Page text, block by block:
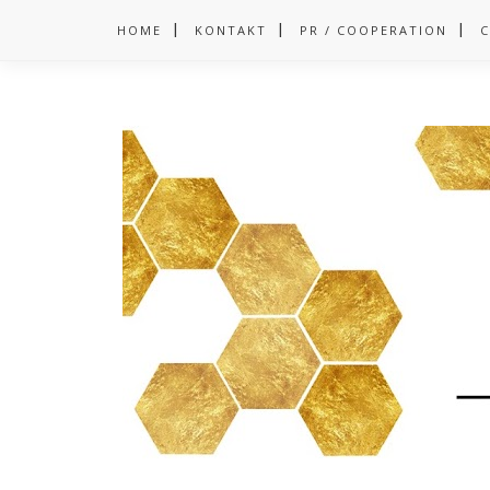
HOME KONTAKT PR / COOPERATION